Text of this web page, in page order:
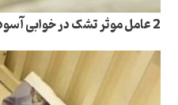
2 عامل موثر تشک در خوابی آسوده